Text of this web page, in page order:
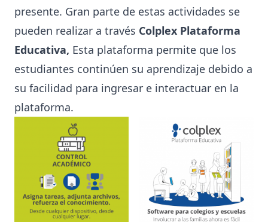
presente. Gran parte de estas actividades se
pueden realizar a través Colplex Plataforma
Educativa, Esta plataforma permite que los
estudiantes continúen su aprendizaje debido a
su facilidad para ingresar e interactuar en la
plataforma.